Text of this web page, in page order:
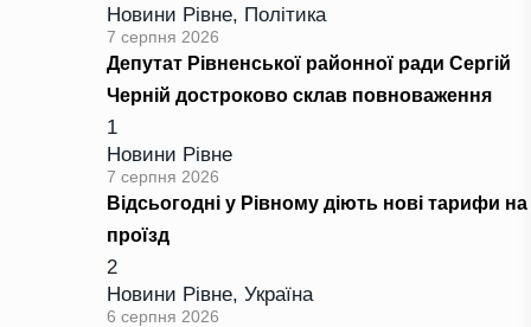
Новини Рівне, Політика
7 серпня 2026
Депутат Рівненської районної ради Сергій
Черній достроково склав повноваження
1
Новини Рівне
7 серпня 2026
Відсьогодні у Рівному діють нові тарифи на
проїзд
2
Новини Рівне, Україна
6 серпня 2026